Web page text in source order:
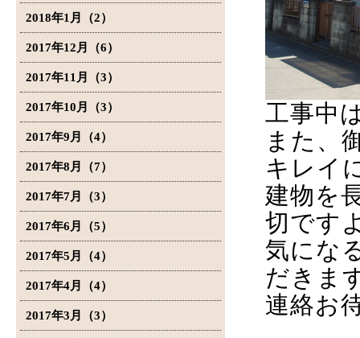
2018年1月（2）
2017年12月（6）
2017年11月（3）
2017年10月（3）
2017年9月（4）
2017年8月（7）
2017年7月（3）
2017年6月（5）
2017年5月（4）
2017年4月（4）
2017年3月（3）
工事中
また、
キレイ
建物を
切です
気にな
だきま
連絡お